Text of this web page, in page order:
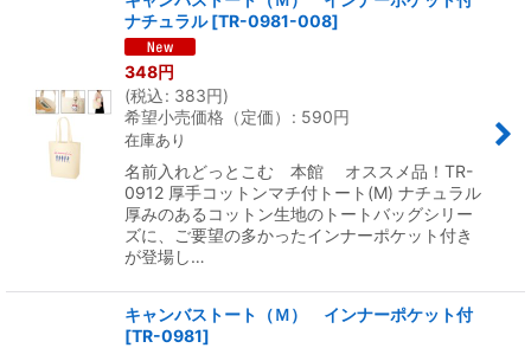
ナチュラル [TR-0981-008]
348円
(税込: 383円)
希望小売価格（定価）
: 590円
在庫あり
名前入れどっとこむ 本館 オススメ品！TR-
0912 厚手コットンマチ付トート(M) ナチュラル
厚みのあるコットン生地のトートバッグシリー
ズに、ご要望の多かったインナーポケット付き
が登場し…
キャンバストート（Ｍ） インナーポケット付
[TR-0981]